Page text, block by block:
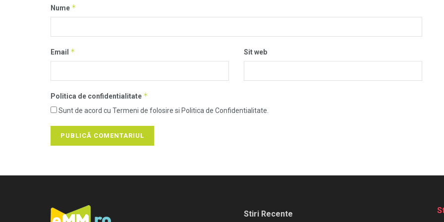
Nume *
Email * Sit web
Politica de confidentialitate *
Sunt de acord cu Termeni de folosire si Politica de Confidentialitate.
Stiri Recente